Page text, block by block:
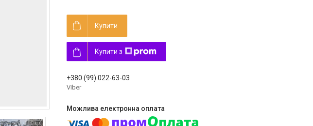
Купити
Купити з
+380 (99) 022-63-03
Viber